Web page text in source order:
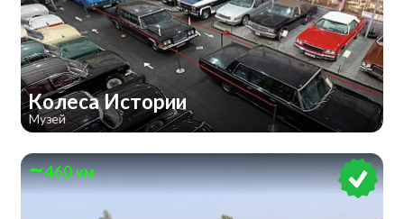
Колеса Истории
Музей
460 км